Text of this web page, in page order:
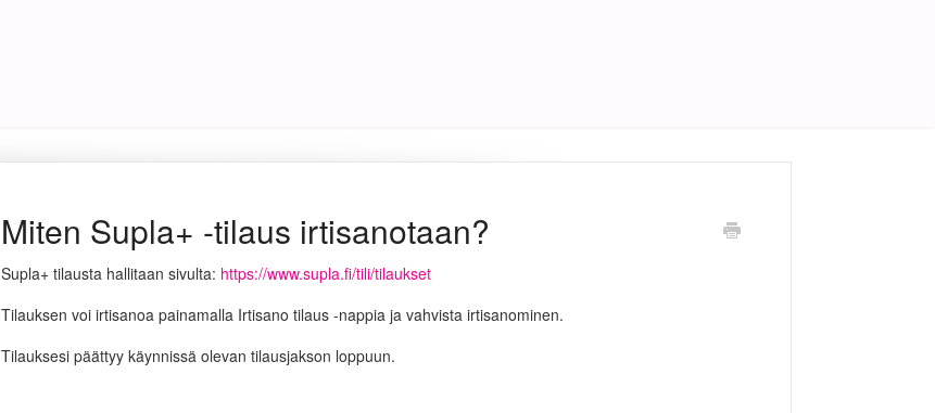
Miten Supla+ -tilaus irtisanotaan?
Supla+ tilausta hallitaan sivulta: https://www.supla.fi/tili/tilaukset
Tilauksen voi irtisanoa painamalla Irtisano tilaus -nappia ja vahvista irtisanominen.
Tilauksesi päättyy käynnissä olevan tilausjakson loppuun.